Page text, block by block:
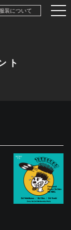
服装について
ト